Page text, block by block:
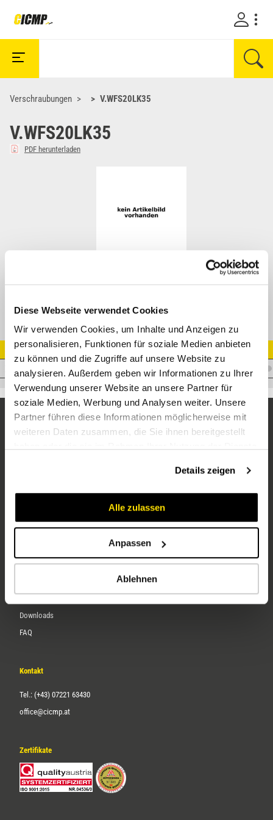
Diese Webseite verwendet Cookies
Wir verwenden Cookies, um Inhalte und Anzeigen zu
personalisieren, Funktionen für soziale Medien anbieten
zu können und die Zugriffe auf unsere Website zu
analysieren. Außerdem geben wir Informationen zu Ihrer
Verwendung unserer Website an unsere Partner für
soziale Medien, Werbung und Analysen weiter. Unsere
Partner führen diese Informationen möglicherweise mit
weiteren Daten zusammen, die Sie ihnen bereitgestellt
Details zeigen
Alle zulassen
Anpassen
Ablehnen
Verschraubungen V.WFS20LK35
V.WFS20LK35
PDF herunterladen
Artikel Nr.
V.WFS20LK35
Service
Downloads
FAQ
Kontakt
Tel.: (+43) 07221 63430
office@cicmp.at
Zertifikate